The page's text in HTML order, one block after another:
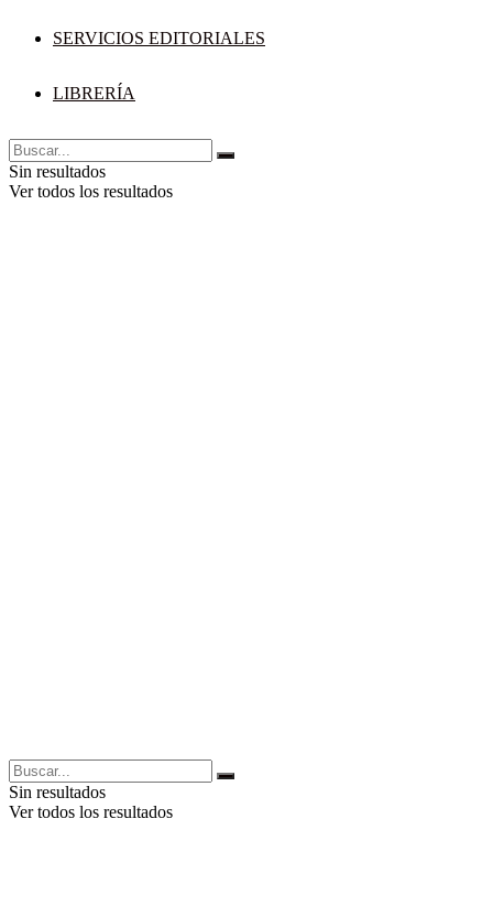
SERVICIOS EDITORIALES
LIBRERÍA
Sin resultados
Ver todos los resultados
Sin resultados
Ver todos los resultados